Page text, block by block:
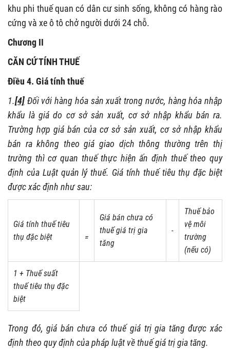
khu phi thuế quan có dân cư sinh sống, không có hàng rào
cứng và xe ô tô chở người dưới 24 chỗ.
Chương II
CĂN CỨ TÍNH THUẾ
Điều 4. Giá tính thuế
1.[4] Đối với hàng hóa sản xuất trong nước, hàng hóa nhập
khẩu là giá do cơ sở sản xuất, cơ sở nhập khẩu bán ra.
Trường hợp giá bán của cơ sở sản xuất, cơ sở nhập khẩu
bán ra không theo giá giao dịch thông thường trên thị
trường thì cơ quan thuế thực hiện ấn định thuế theo quy
định của Luật quản lý thuế. Giá tính thuế tiêu thụ đặc biệt
được xác định như sau:
Giá tính thuế tiêu
thụ đặc biệt
=
Giá bán chưa có
thuế giá trị gia
tăng
-
Thuế bảo
vệ môi
trường
(nếu có)
1 + Thuế suất
thuế tiêu thụ đặc
biệt
Trong đó, giá bán chưa có thuế giá trị gia tăng được xác
định theo quy định của pháp luật về thuế giá trị gia tăng.